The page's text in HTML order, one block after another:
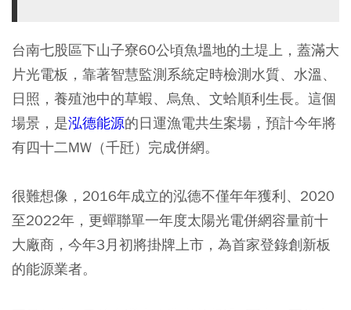
台南七股區下山子寮60公頃魚塭地的土堤上，蓋滿大
片光電板，靠著智慧監測系統定時檢測水質、水溫、
日照，養殖池中的草蝦、烏魚、文蛤順利生長。這個
場景，是泓德能源的日運漁電共生案場，預計今年將
有四十二MW（千瓩）完成併網。
很難想像，2016年成立的泓德不僅年年獲利、2020
至2022年，更蟬聯單一年度太陽光電併網容量前十
大廠商，今年3月初將掛牌上市，為首家登錄創新板
的能源業者。